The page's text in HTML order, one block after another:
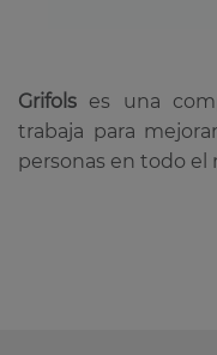
Grifols es una
trabaja para
personas en todo el